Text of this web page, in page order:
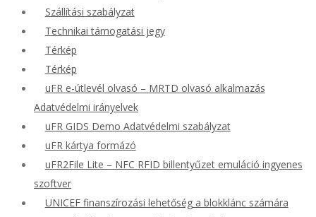
Szállítási szabályzat
Technikai támogatási jegy
Térkép
Térkép
uFR e-útlevél olvasó – MRTD olvasó alkalmazás
Adatvédelmi irányelvek
uFR GIDS Demo Adatvédelmi szabályzat
uFR kártya formázó
uFR2File Lite – NFC RFID billentyűzet emuláció ingyenes
szoftver
UNICEF finanszírozási lehetőség a blokklánc számára